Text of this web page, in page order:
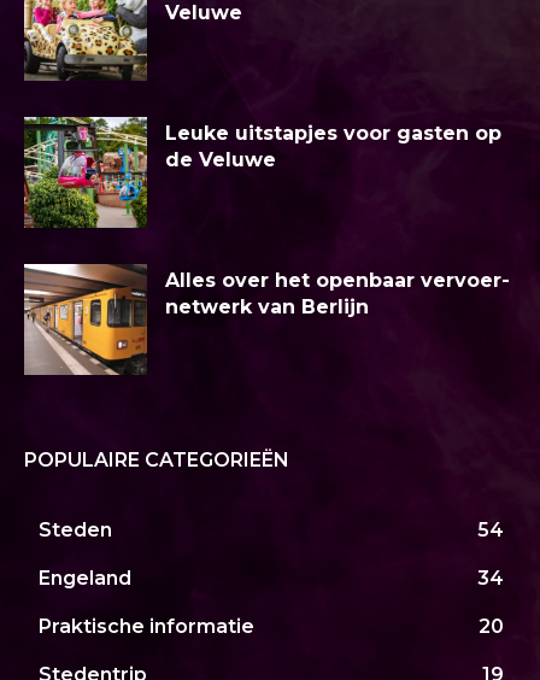
Veluwe
Leuke uitstapjes voor gasten op
de Veluwe
Alles over het openbaar vervoer-
netwerk van Berlijn
POPULAIRE CATEGORIEËN
Steden 54
Engeland 34
Praktische informatie 20
Stedentrip 19